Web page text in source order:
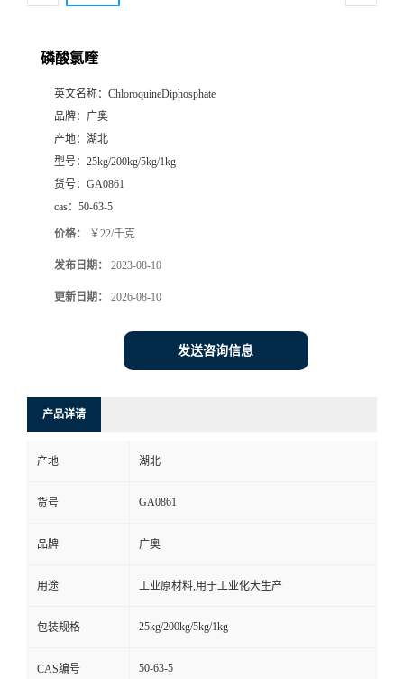
磷酸氯喹
英文名称： ChloroquineDiphosphate
品牌： 广奥
产地： 湖北
型号： 25kg/200kg/5kg/1kg
货号： GA0861
cas： 50-63-5
价格： ￥22/千克
发布日期： 2023-08-10
更新日期： 2026-08-10
发送咨询信息
产品详请
产地 湖北
货号 GA0861
品牌 广奥
用途 工业原材料,用于工业化大生产
包装规格 25kg/200kg/5kg/1kg
CAS编号 50-63-5